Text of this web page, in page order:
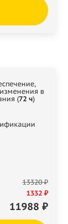
в
(72 ч)
13320 ₽
1332 ₽
11988 ₽